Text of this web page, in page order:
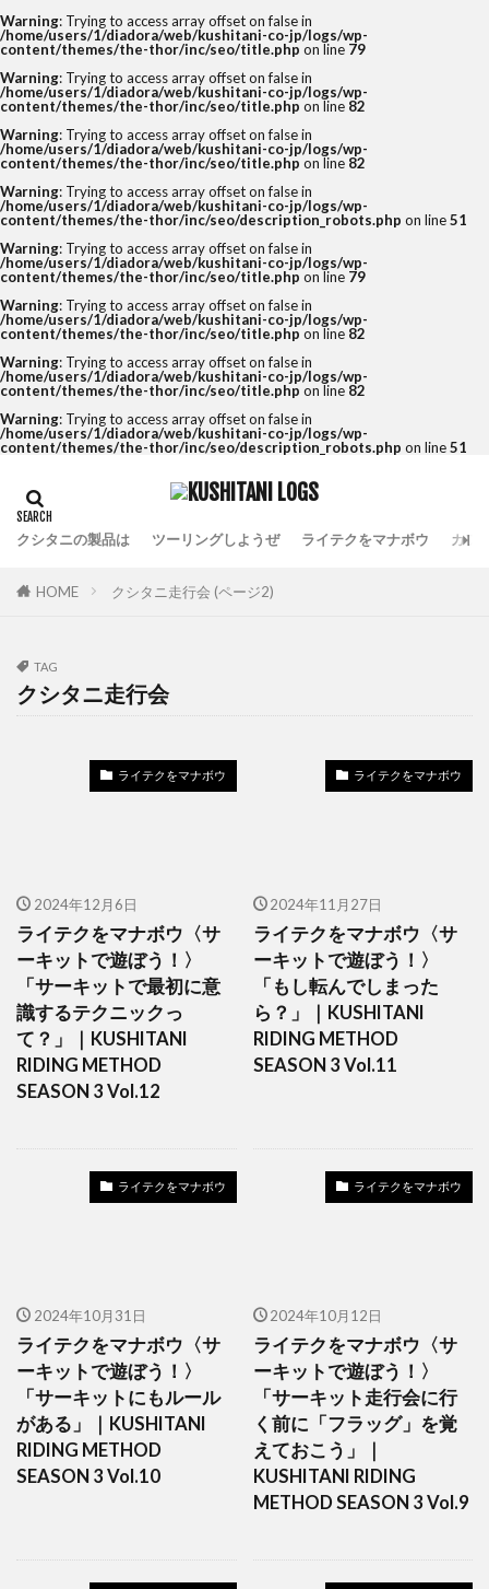
Warning: Trying to access array offset on false in
/home/users/1/diadora/web/kushitani-co-jp/logs/wp-
content/themes/the-thor/inc/seo/title.php on line 79
Warning: Trying to access array offset on false in
/home/users/1/diadora/web/kushitani-co-jp/logs/wp-
content/themes/the-thor/inc/seo/title.php on line 82
Warning: Trying to access array offset on false in
/home/users/1/diadora/web/kushitani-co-jp/logs/wp-
content/themes/the-thor/inc/seo/title.php on line 82
Warning: Trying to access array offset on false in
/home/users/1/diadora/web/kushitani-co-jp/logs/wp-
content/themes/the-thor/inc/seo/description_robots.php on line51
Warning: Trying to access array offset on false in
/home/users/1/diadora/web/kushitani-co-jp/logs/wp-
content/themes/the-thor/inc/seo/title.php on line 79
Warning: Trying to access array offset on false in
/home/users/1/diadora/web/kushitani-co-jp/logs/wp-
content/themes/the-thor/inc/seo/title.php on line 82
Warning: Trying to access array offset on false in
/home/users/1/diadora/web/kushitani-co-jp/logs/wp-
content/themes/the-thor/inc/seo/title.php on line 82
Warning: Trying to access array offset on false in
/home/users/1/diadora/web/kushitani-co-jp/logs/wp-
content/themes/the-thor/inc/seo/description_robots.php on line51
クシタニの製品は ツーリングしようぜ ライテクをマナボウ カフ
HOME クシタニ走行会 (ページ2)
TAG
クシタニ走行会
ライテクをマナボウ
2024年12月6日
ライテクをマナボウ〈サ
ーキットで遊ぼう！〉
「サーキットで最初に意
識するテクニックっ
て？」｜KUSHITANI
RIDING METHOD
SEASON 3 Vol.12
ライテクをマナボウ
2024年11月27日
ライテクをマナボウ〈サ
ーキットで遊ぼう！〉
「もし転んでしまった
ら？」｜KUSHITANI
RIDING METHOD
SEASON 3 Vol.11
ライテクをマナボウ
2024年10月31日
ライテクをマナボウ〈サ
ーキットで遊ぼう！〉
「サーキットにもルール
がある」｜KUSHITANI
RIDING METHOD
SEASON 3 Vol.10
ライテクをマナボウ
2024年10月12日
ライテクをマナボウ〈サ
ーキットで遊ぼう！〉
「サーキット走行会に行
く前に「フラッグ」を覚
えておこう」｜
KUSHITANI RIDING
METHOD SEASON 3 Vol.9